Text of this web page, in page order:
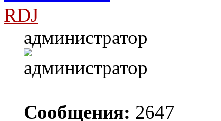
RDJ
администратор
Сообщения: 2647